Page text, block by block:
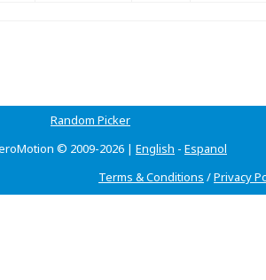
Random Picker
© 2009-2026 | English - Espanol
Terms & Conditions /Privacy